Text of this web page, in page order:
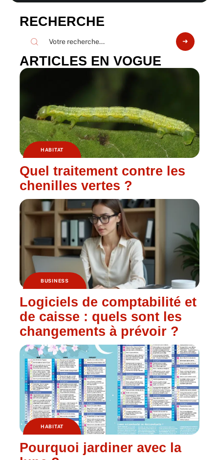
RECHERCHE
ARTICLES EN VOGUE
HABITAT
Quel traitement contre les
chenilles vertes ?
BUSINESS
Logiciels de comptabilité et
de caisse : quels sont les
changements à prévoir ?
HABITAT
Pourquoi jardiner avec la